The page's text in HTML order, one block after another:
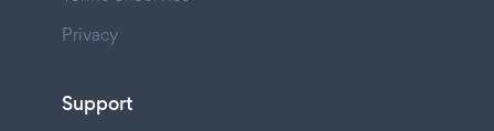
Privacy
Support